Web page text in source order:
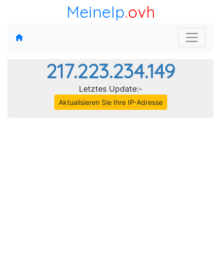
MeineIp.ovh
217.223.234.149
Letztes Update:-
Aktualisieren Sie Ihre IP-Adresse